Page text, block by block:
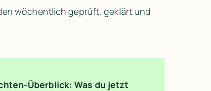
wöchentlich geprüft, geklärt und
Überblick: Was du jetzt